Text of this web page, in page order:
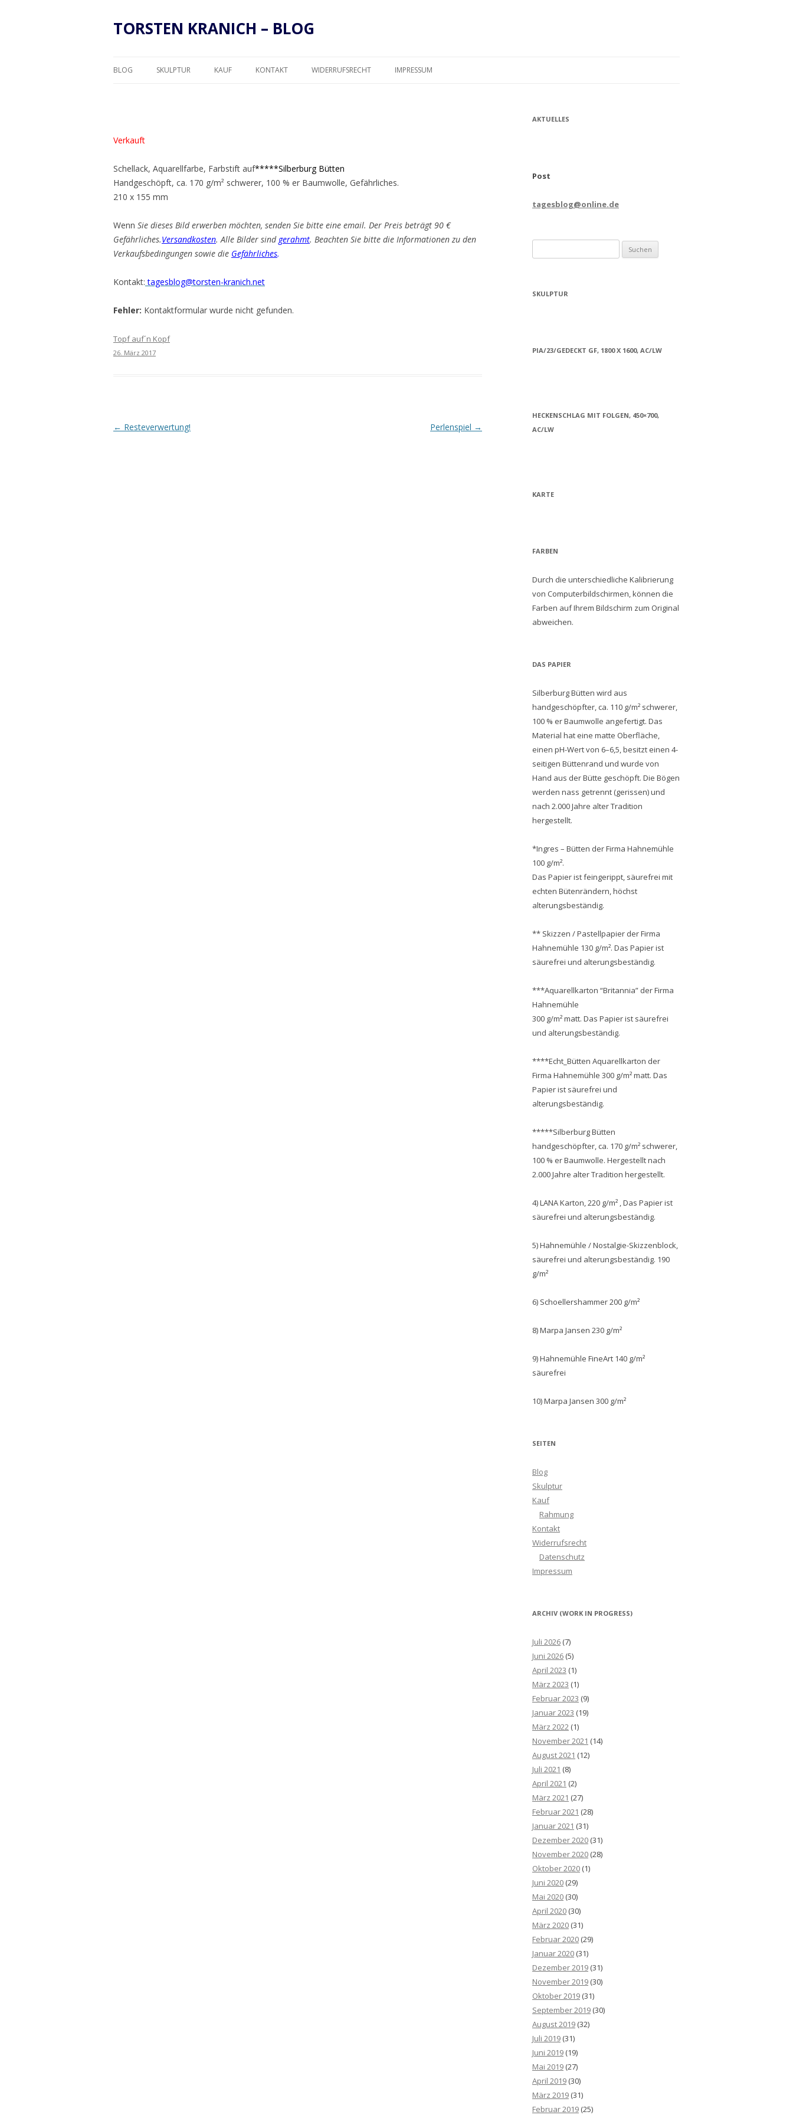
TORSTEN KRANICH – BLOG
Inhalt
BLOG SKULPTUR KAUF KONTAKT WIDERRUFSRECHT IMPRESSUM
Verkauft
Schellack, Aquarellfarbe, Farbstift auf*****Silberburg Bütten
Handgeschöpft, ca. 170 g/m² schwerer, 100 % er Baumwolle, Gefährliches.
210 x 155 mm
Wenn Sie dieses Bild erwerben möchten, senden Sie bitte eine email. Der Preis beträgt 90 €
Gefährliches.Versandkosten. Alle Bilder sind gerahmt. Beachten Sie bitte die Informationen zu den
Verkaufsbedingungen sowie die Gefährliches.
Kontakt: tagesblog@torsten-kranich.net
Fehler: Kontaktformular wurde nicht gefunden.
Topf auf´n Kopf
26. März 2017
Beitrags-
← Resteverwertung! Perlenspiel →
AKTUELLES
Post
tagesblog@online.de
nach:
SKULPTUR
PIA/23/GEDECKT GF, 1800 X 1600, AC/LW
HECKENSCHLAG MIT FOLGEN, 450×700,
AC/LW
KARTE
FARBEN
Durch die unterschiedliche Kalibrierung
von Computerbildschirmen, können die
Farben auf Ihrem Bildschirm zum Original
abweichen.
DAS PAPIER
Silberburg Bütten wird aus
handgeschöpfter, ca. 110 g/m² schwerer,
100 % er Baumwolle angefertigt. Das
Material hat eine matte Oberfläche,
einen pH-Wert von 6–6,5, besitzt einen 4-
seitigen Büttenrand und wurde von
Hand aus der Bütte geschöpft. Die Bögen
werden nass getrennt (gerissen) und
nach 2.000 Jahre alter Tradition
hergestellt.
*Ingres – Bütten der Firma Hahnemühle
100 g/m².
Das Papier ist feingerippt, säurefrei mit
echten Bütenrändern, höchst
alterungsbeständig.
** Skizzen / Pastellpapier der Firma
Hahnemühle 130 g/m². Das Papier ist
säurefrei und alterungsbeständig.
***Aquarellkarton “Britannia” der Firma
Hahnemühle
300 g/m² matt. Das Papier ist säurefrei
und alterungsbeständig.
****Echt_Bütten Aquarellkarton der
Firma Hahnemühle 300 g/m² matt. Das
Papier ist säurefrei und
alterungsbeständig.
*****Silberburg Bütten
handgeschöpfter, ca. 170 g/m² schwerer,
100 % er Baumwolle. Hergestellt nach
2.000 Jahre alter Tradition hergestellt.
4) LANA Karton, 220 g/m² , Das Papier ist
säurefrei und alterungsbeständig.
5) Hahnemühle / Nostalgie-Skizzenblock,
säurefrei und alterungsbeständig. 190
g/m²
6) Schoellershammer 200 g/m²
8) Marpa Jansen 230 g/m²
9) Hahnemühle FineArt 140 g/m²
säurefrei
10) Marpa Jansen 300 g/m²
SEITEN
Blog
Skulptur
Kauf
Rahmung
Kontakt
Widerrufsrecht
Datenschutz
Impressum
ARCHIV (WORK IN PROGRESS)
Juli 2026 (7)
Juni 2026 (5)
April 2023 (1)
März 2023 (1)
Februar 2023 (9)
Januar 2023 (19)
März 2022 (1)
November 2021 (14)
August 2021 (12)
Juli 2021 (8)
April 2021 (2)
März 2021 (27)
Februar 2021 (28)
Januar 2021 (31)
Dezember 2020 (31)
November 2020 (28)
Oktober 2020 (1)
Juni 2020 (29)
Mai 2020 (30)
April 2020 (30)
März 2020 (31)
Februar 2020 (29)
Januar 2020 (31)
Dezember 2019 (31)
November 2019 (30)
Oktober 2019 (31)
September 2019 (30)
August 2019 (32)
Juli 2019 (31)
Juni 2019 (19)
Mai 2019 (27)
April 2019 (30)
März 2019 (31)
Februar 2019 (25)